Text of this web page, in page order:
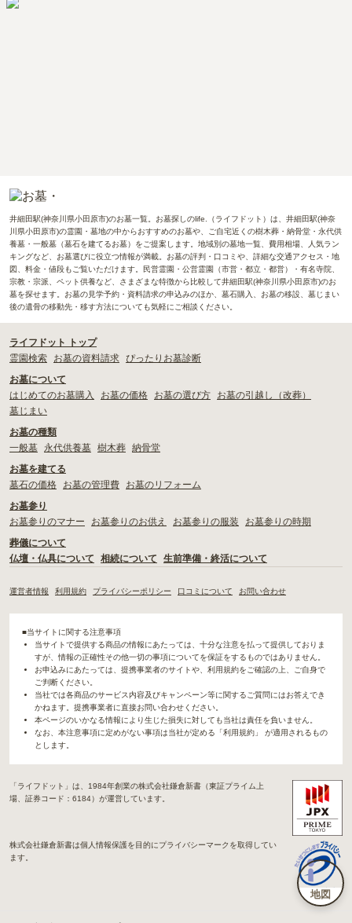
地図
井細田駅(神奈川県小田原市)のお墓一覧。お墓探しのlife.（ライフドット）は、井細田駅(神奈
川県小田原市)の霊園・墓地の中からおすすめのお墓や、ご自宅近くの樹木葬・納骨堂・永代供
養墓・一般墓（墓石を建てるお墓）をご提案します。地域別の墓地一覧、費用相場、人気ラン
キングなど、お墓選びに役立つ情報が満載。お墓の評判・口コミや、詳細な交通アクセス・地
図、料金・値段もご覧いただけます。民営霊園・公営霊園（市営・都立・都営）・有名寺院、
宗教・宗派、ペット供養など、さまざまな特徴から比較して井細田駅(神奈川県小田原市)のお
墓を探せます。お墓の見学予約・資料請求の申込みのほか、墓石購入、お墓の移設、墓じまい
後の遺骨の移動先・移す方法についても気軽にご相談ください。
ライフドット トップ
霊園検索
お墓の資料請求 ぴったりお墓診断
お墓について
はじめてのお墓購入
お墓の価格 お墓の選び方
お墓の引越し（改葬）
墓じまい
お墓の種類
一般墓
永代供養墓 樹木葬 納骨堂
お墓を建てる
墓石の価格
お墓の管理費
お墓のリフォーム
お墓参り
お墓参りのマナー
お墓参りのお供え お墓参りの服装
お墓参りの時期
葬儀について
仏壇・仏具について
相続について 生前準備・終活について
運営者情報 利用規約 プライバシーポリシー 口コミについて お問い合わせ
■当サイトに関する注意事項
当サイトで提供する商品の情報にあたっては、十分な注意を払って提供しておりま
すが、情報の正確性その他一切の事項についてを保証をするものではありません。
お申込みにあたっては、提携事業者のサイトや、利用規約をご確認の上、ご自身で
ご判断ください。
当社では各商品のサービス内容及びキャンペーン等に関するご質問にはお答えでき
かねます。提携事業者に直接お問い合わせください。
本ページのいかなる情報により生じた損失に対しても当社は責任を負いません。
なお、本注意事項に定めがない事項は当社が定める「利用規約」 が適用されるもの
とします。
「ライフドット」は、1984年創業の株式会社鎌倉新書（東証プライム上
場、証券コード：6184）が運営しています。
株式会社鎌倉新書は個人情報保護を目的にプライバシーマークを取得してい
ます。